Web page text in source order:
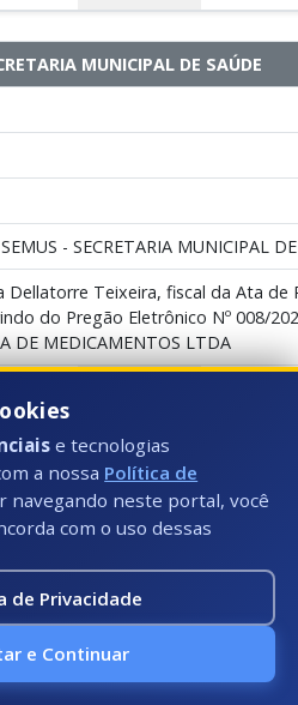
MUNICIPAL DE SAÚDE
- SECRETARIA MUNICIPAL
Dellatorre Teixeira, fiscal da Ata de
do Pregão Eletrônico Nº 008/
DE MEDICAMENTOS LTDA
2023
MUNICIPAL DE SAÚDE
SEMUS - SECRETARIA MUNICIPAL
e tecnologias
a nossa Política de
navegando neste portal, você
com o uso dessas
de Privacidade
e Continuar